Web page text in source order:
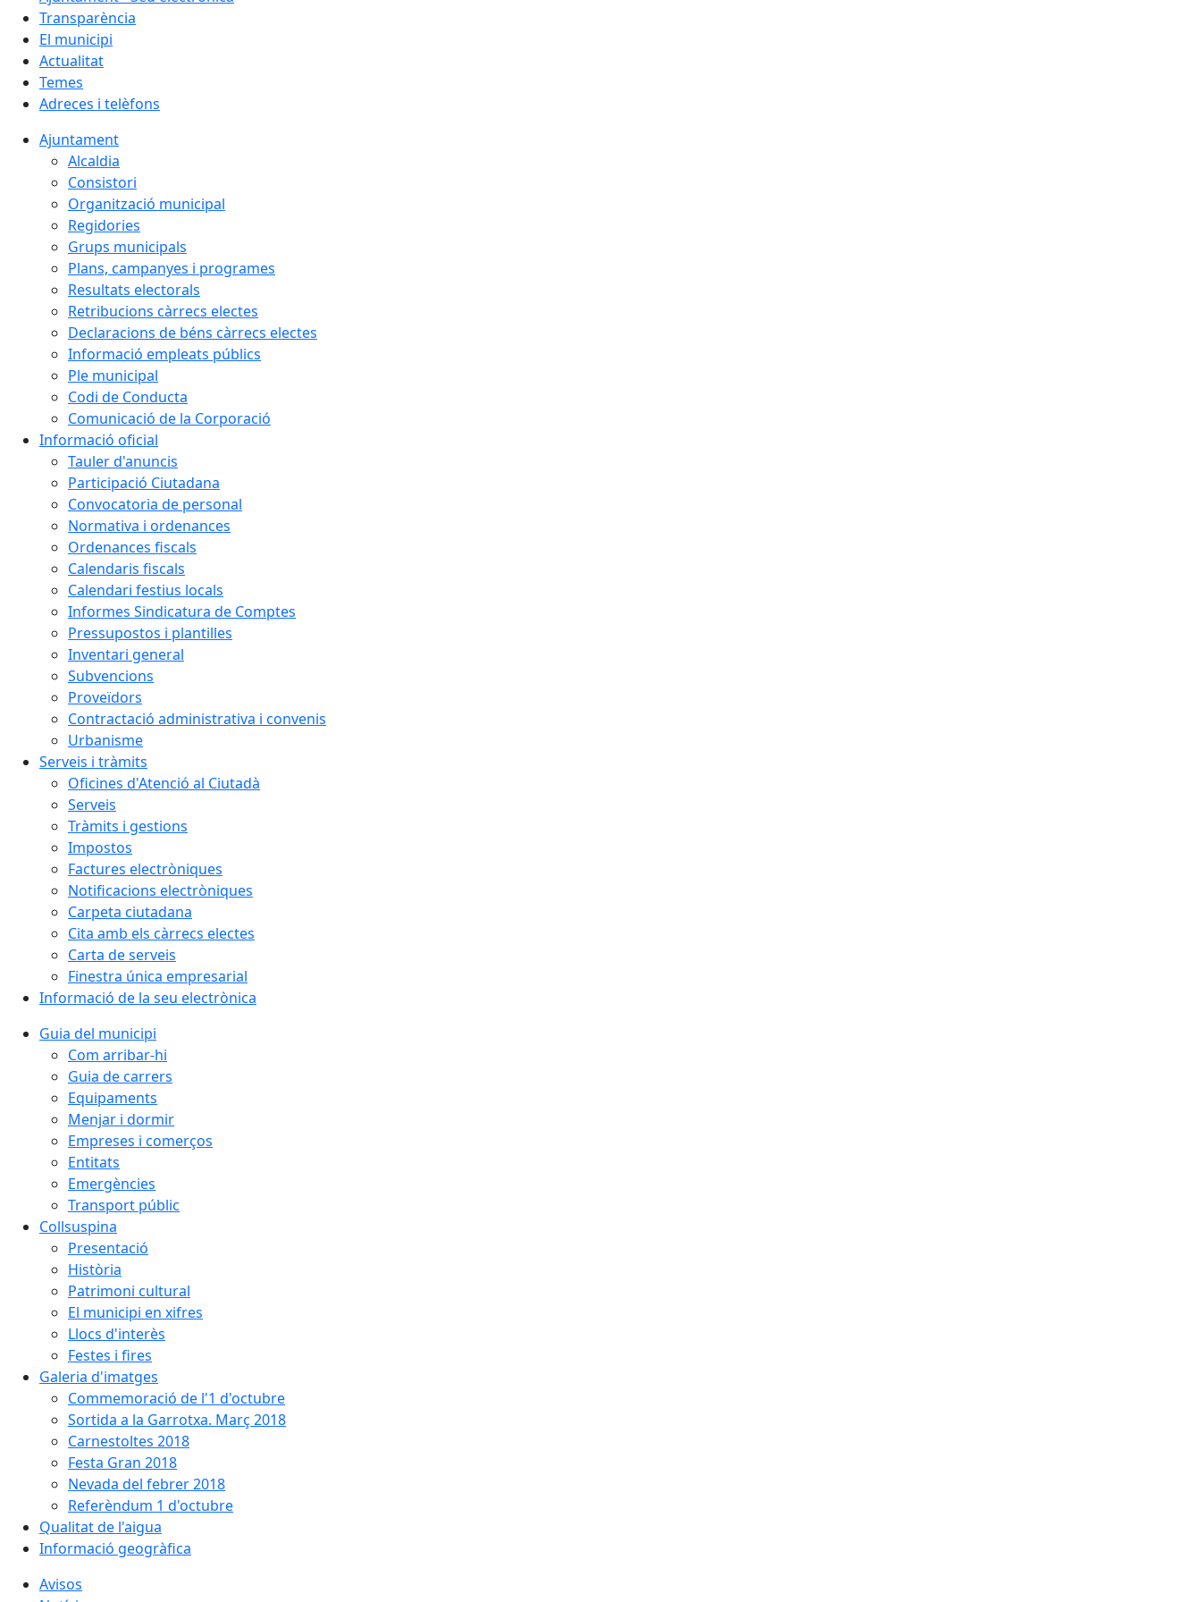
Transparència
El municipi
Actualitat
Temes
Adreces i telèfons
Ajuntament
Alcaldia
Consistori
Organització municipal
Regidories
Grups municipals
Plans, campanyes i programes
Resultats electorals
Retribucions càrrecs electes
Declaracions de béns càrrecs electes
Informació empleats públics
Ple municipal
Codi de Conducta
Comunicació de la Corporació
Informació oficial
Tauler d'anuncis
Participació Ciutadana
Convocatoria de personal
Normativa i ordenances
Ordenances fiscals
Calendaris fiscals
Calendari festius locals
Informes Sindicatura de Comptes
Pressupostos i plantilles
Inventari general
Subvencions
Proveïdors
Contractació administrativa i convenis
Urbanisme
Serveis i tràmits
Oficines d'Atenció al Ciutadà
Serveis
Tràmits i gestions
Impostos
Factures electròniques
Notificacions electròniques
Carpeta ciutadana
Cita amb els càrrecs electes
Carta de serveis
Finestra única empresarial
Informació de la seu electrònica
Guia del municipi
Com arribar-hi
Guia de carrers
Equipaments
Menjar i dormir
Empreses i comerços
Entitats
Emergències
Transport públic
Collsuspina
Presentació
Història
Patrimoni cultural
El municipi en xifres
Llocs d'interès
Festes i fires
Galeria d'imatges
Commemoració de l'1 d'octubre
Sortida a la Garrotxa. Març 2018
Carnestoltes 2018
Festa Gran 2018
Nevada del febrer 2018
Referèndum 1 d'octubre
Qualitat de l'aigua
Informació geogràfica
Avisos